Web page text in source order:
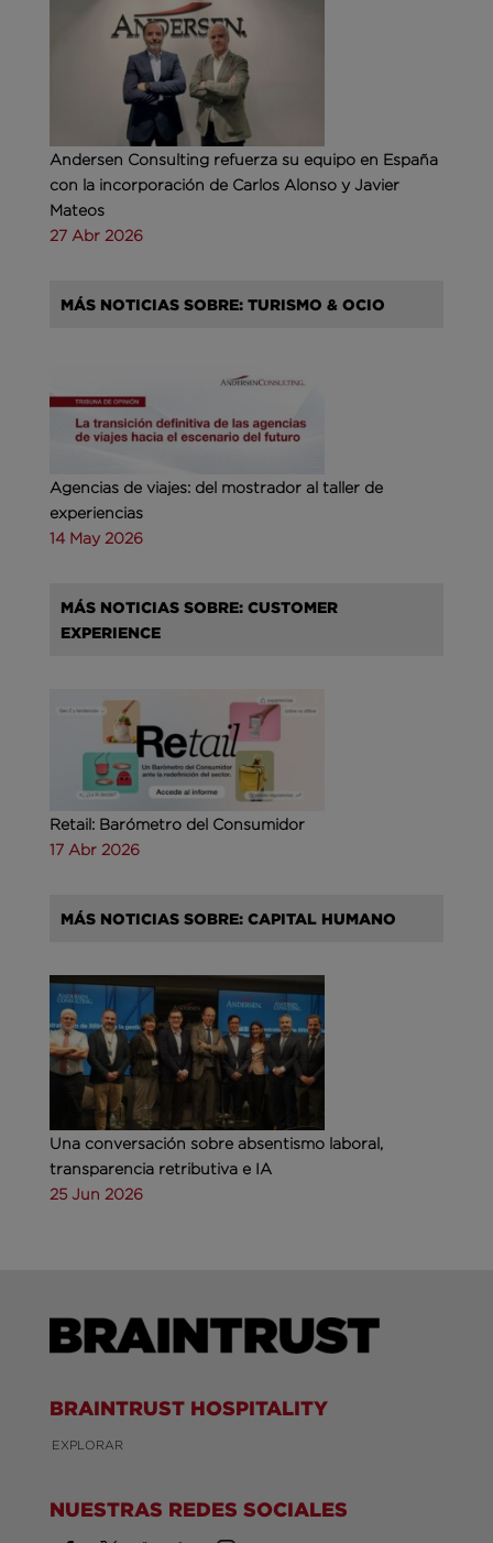
Andersen Consulting refuerza su equipo en España
con la incorporación de Carlos Alonso y Javier
Mateos
27 Abr 2026
MÁS NOTICIAS SOBRE: TURISMO & OCIO
Agencias de viajes: del mostrador al taller de
experiencias
14 May 2026
MÁS NOTICIAS SOBRE: CUSTOMER
EXPERIENCE
Retail: Barómetro del Consumidor
17 Abr 2026
MÁS NOTICIAS SOBRE: CAPITAL HUMANO
Una conversación sobre absentismo laboral,
transparencia retributiva e IA
25 Jun 2026
BRAINTRUST HOSPITALITY
EXPLORAR
NUESTRAS REDES SOCIALES